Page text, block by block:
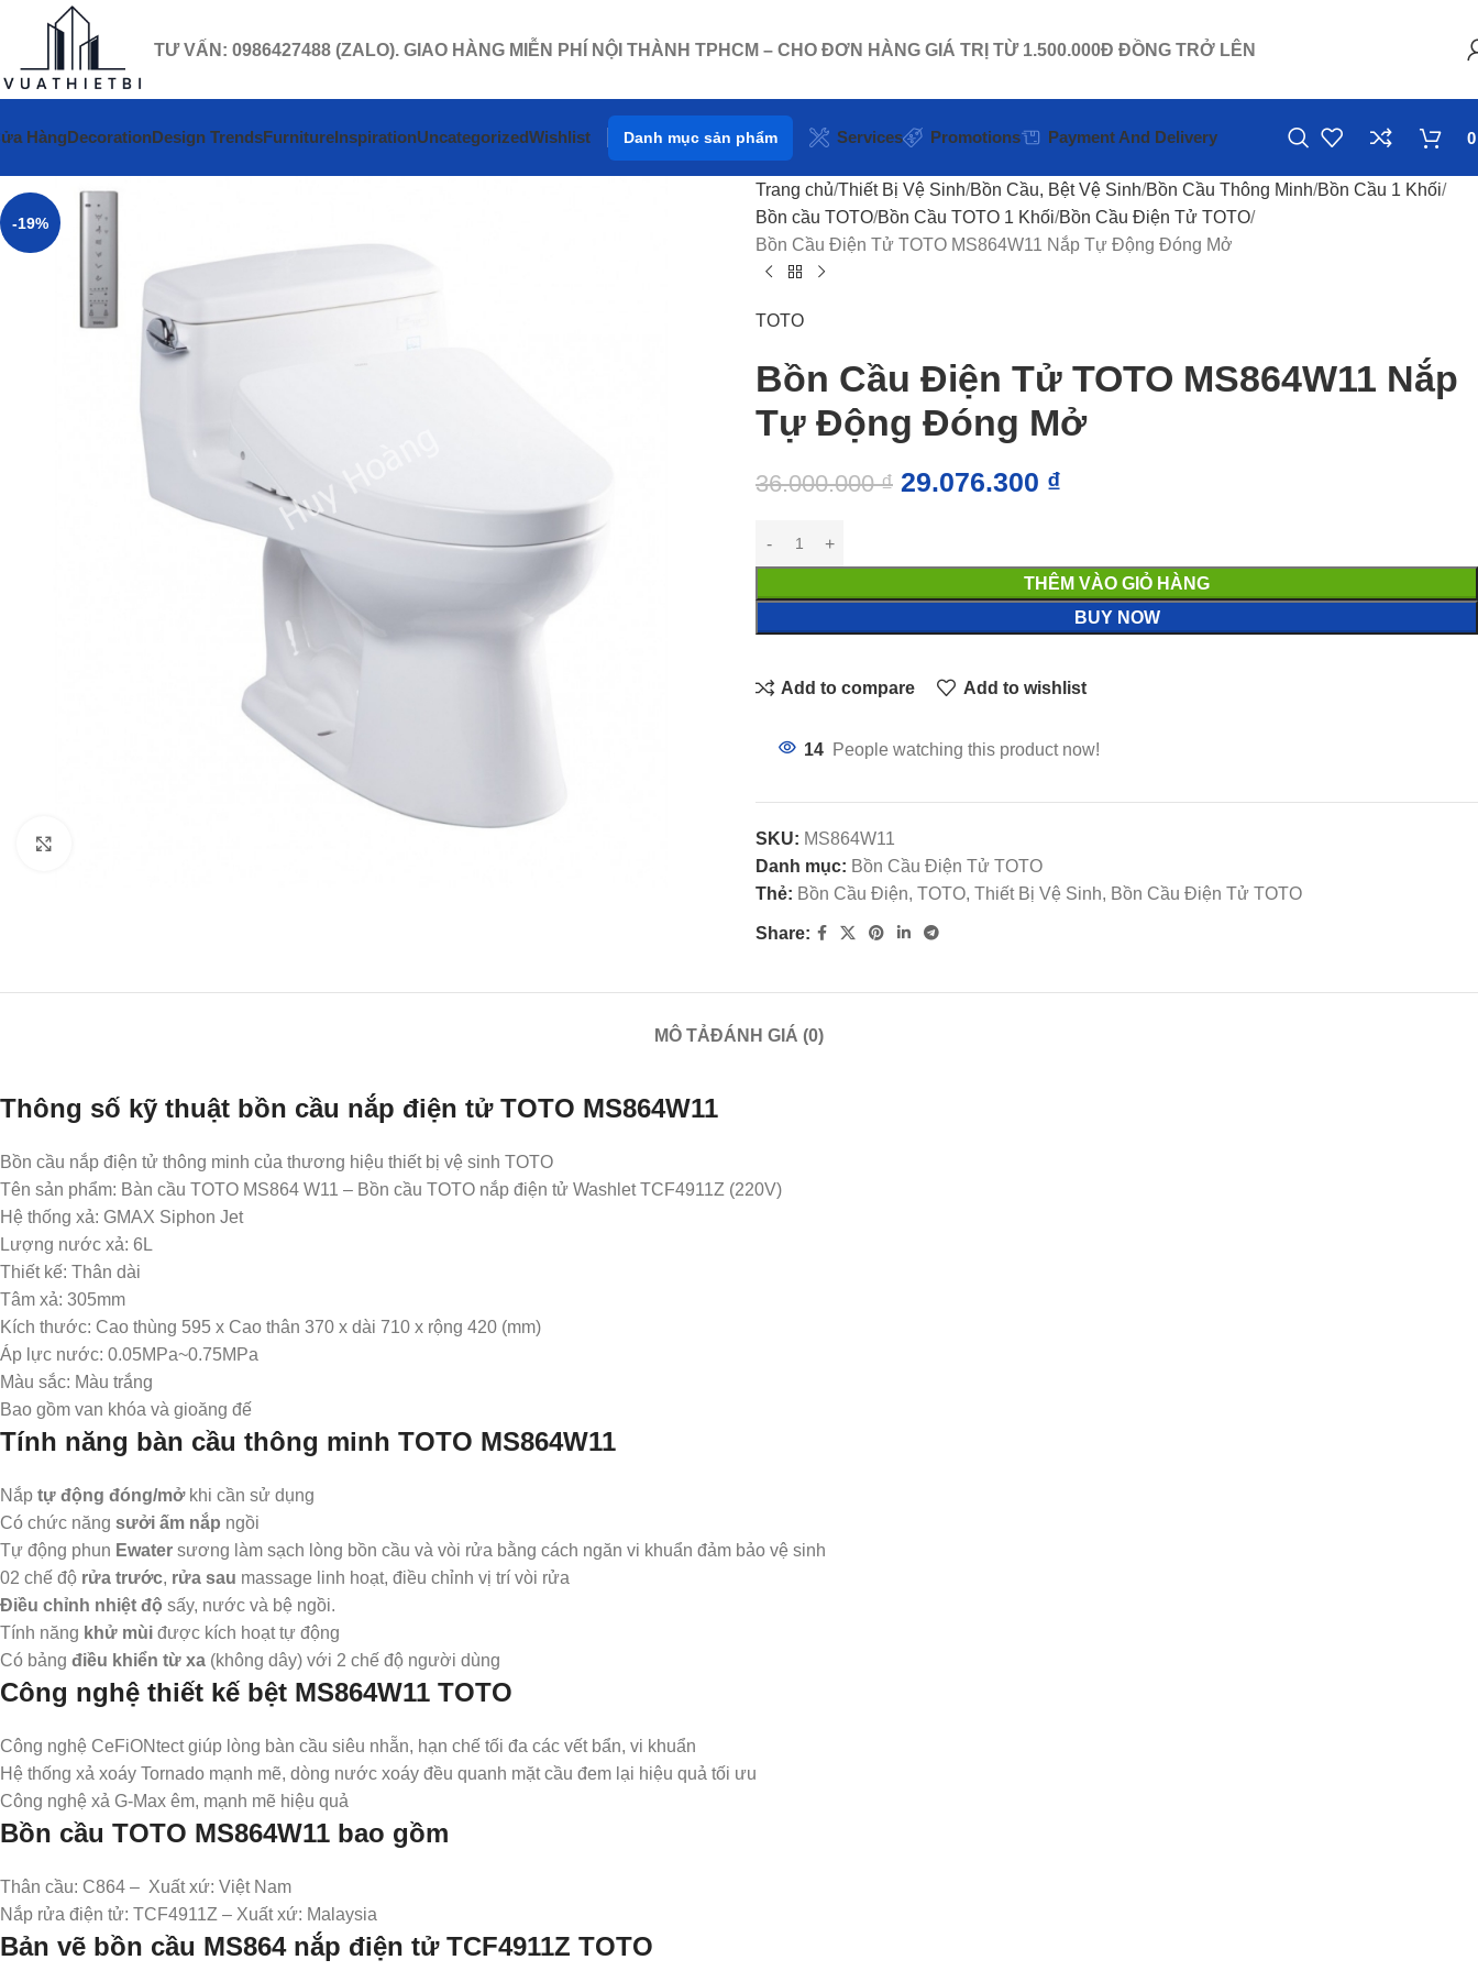
TƯ VẤN: 0986427488 (ZALO). GIAO HÀNG MIỄN PHÍ NỘI THÀNH TPHCM – CHO ĐƠN HÀNG GIÁ TRỊ TỪ 1.500.000Đ ĐỒNG TRỞ LÊN
HàngDecorationDesign TrendsFurnitureInspirationUncategorizedWishlist Danh mục sản phẩm Services Promotions Payment And Delivery
-19%
Trang chủ Thiết Bị Vệ Sinh Bồn Cầu, Bệt Vệ Sinh Bồn Cầu Thông Minh Bồn Cầu 1 Khối
Bồn cầu TOTO Bồn Cầu TOTO 1 Khối Bồn Cầu Điện Tử TOTO
Bồn Cầu Điện Tử TOTO MS864W11 Nắp Tự Động Đóng Mở
TOTO
Bồn Cầu Điện Tử TOTO MS864W11 Nắp
Tự Động Đóng Mở
36.000.000₫ 29.076.300 ₫
THÊM VÀO GIỎ HÀNG
BUY NOW
Add to compare Add to wishlist
14 People watching this product now!
SKU: MS864W11
Danh mục: Bồn Cầu Điện Tử TOTO
Thẻ: Bồn Cầu Điện, TOTO, Thiết Bị Vệ Sinh, Bồn Cầu Điện Tử TOTO
Share:
MÔ TẢĐÁNH GIÁ (0)
Thông số kỹ thuật bồn cầu nắp điện tử TOTO MS864W11
Bồn cầu nắp điện tử thông minh của thương hiệu thiết bị vệ sinh TOTO
Tên sản phẩm: Bàn cầu TOTO MS864 W11 – Bồn cầu TOTO nắp điện tử Washlet TCF4911Z (220V)
Hệ thống xả: GMAX Siphon Jet
Lượng nước xả: 6L
Thiết kế: Thân dài
Tâm xả: 305mm
Kích thước: Cao thùng 595 x Cao thân 370 x dài 710 x rộng 420 (mm)
Áp lực nước: 0.05MPa~0.75MPa
Màu sắc: Màu trắng
Bao gồm van khóa và gioăng đế
Tính năng bàn cầu thông minh TOTO MS864W11
Nắp tự động đóng/mở khi cần sử dụng
Có chức năng sưởi ấm nắp ngồi
Tự động phun Ewater sương làm sạch lòng bồn cầu và vòi rửa bằng cách ngăn vi khuẩn đảm bảo vệ sinh
02 chế độ rửa trước, rửa sau massage linh hoạt, điều chỉnh vị trí vòi rửa
Điều chỉnh nhiệt độ sấy, nước và bệ ngồi.
Tính năng khử mùi được kích hoạt tự động
Có bảng điều khiển từ xa (không dây) với 2 chế độ người dùng
Công nghệ thiết kế bệt MS864W11 TOTO
Công nghệ CeFiONtect giúp lòng bàn cầu siêu nhẵn, hạn chế tối đa các vết bẩn, vi khuẩn
Hệ thống xả xoáy Tornado mạnh mẽ, dòng nước xoáy đều quanh mặt cầu đem lại hiệu quả tối ưu
Công nghệ xả G-Max êm, mạnh mẽ hiệu quả
Bồn cầu TOTO MS864W11 bao gồm
Thân cầu: C864 – Xuất xứ: Việt Nam
Nắp rửa điện tử: TCF4911Z – Xuất xứ: Malaysia
Bản vẽ bồn cầu MS864 nắp điện tử TCF4911Z TOTO